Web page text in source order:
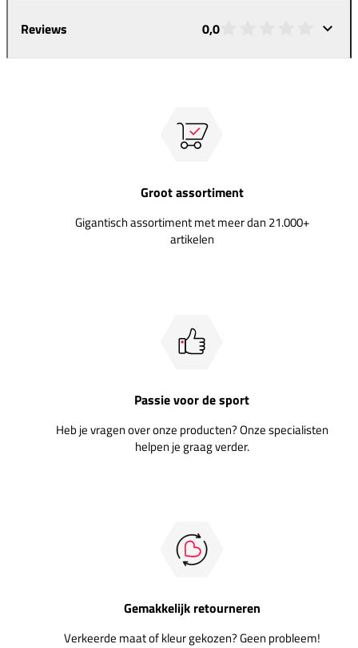
Reviews 0,0
Groot assortiment
Gigantisch assortiment met meer dan 21.000+
artikelen
Passie voor de sport
Heb je vragen over onze producten? Onze specialisten
helpen je graag verder.
Gemakkelijk retourneren
Verkeerde maat of kleur gekozen? Geen probleem!